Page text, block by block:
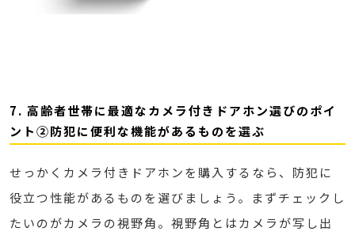
7. 高齢者世帯に最適なカメラ付きドアホン選びのポイ
ント②防犯に便利な機能があるものを選ぶ
せっかくカメラ付きドアホンを購入するなら、防犯に
役立つ性能があるものを選びましょう。まずチェックし
たいのがカメラの視野角。視野角とはカメラが写し出